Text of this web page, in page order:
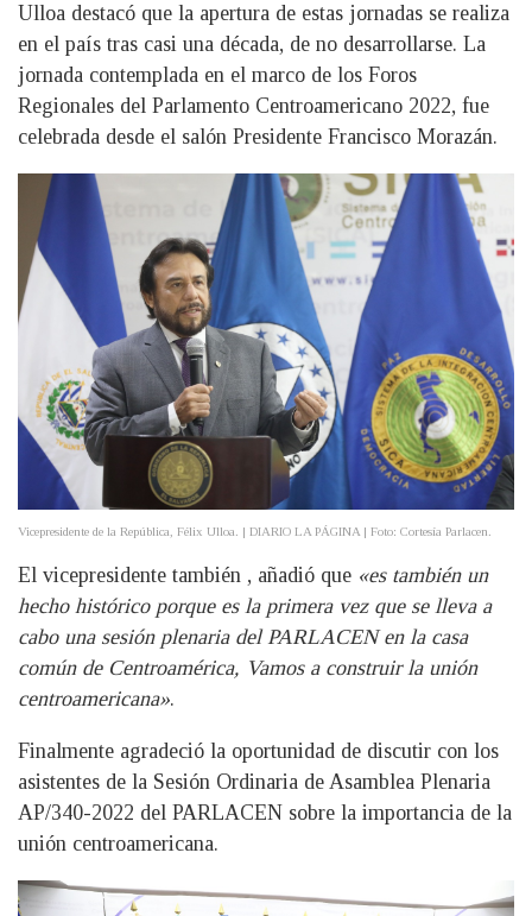
Ulloa destacó que la apertura de estas jornadas se realiza
en el país tras casi una década, de no desarrollarse. La
jornada contemplada en el marco de los Foros
Regionales del Parlamento Centroamericano 2022, fue
celebrada desde el salón Presidente Francisco Morazán.
Vicepresidente de la República, Félix Ulloa. | DIARIO LA PÁGINA | Foto: Cortesía Parlacen.
El vicepresidente también , añadió que «es también un
hecho histórico porque es la primera vez que se lleva a
cabo una sesión plenaria del PARLACEN en la casa
común de Centroamérica, Vamos a construir la unión
centroamericana».
Finalmente agradeció la oportunidad de discutir con los
asistentes de la Sesión Ordinaria de Asamblea Plenaria
AP/340-2022 del PARLACEN sobre la importancia de la
unión centroamericana.